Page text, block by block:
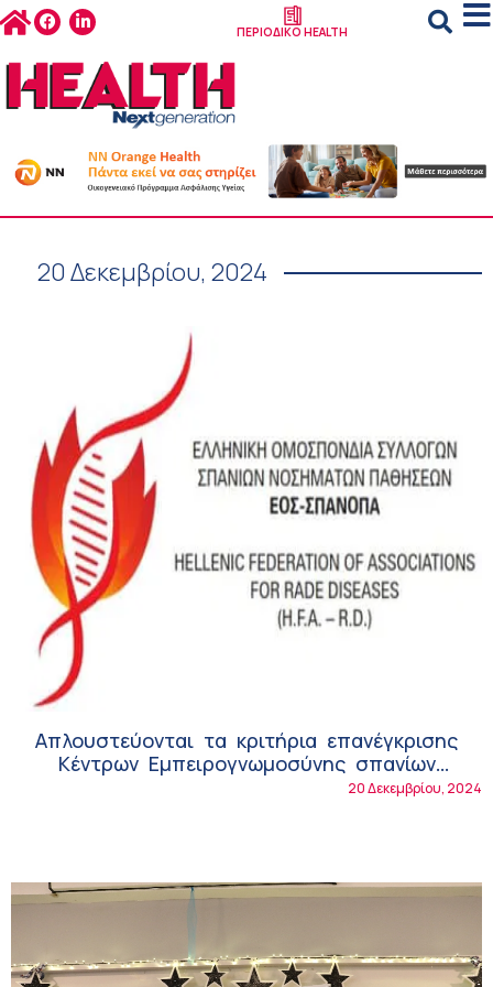
ΠΕΡΙΟΔΙΚΟ HEALTH
20 Δεκεμβρίου, 2024
Απλουστεύονται τα κριτήρια επανέγκρισης
Κέντρων Εμπειρογνωμοσύνης σπανίων
20 Δεκεμβρίου, 2024